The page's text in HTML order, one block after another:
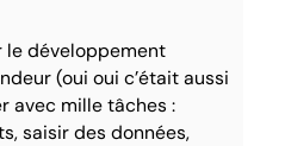
le développement
(oui oui c’était aussi
avec mille tâches :
saisir des données,